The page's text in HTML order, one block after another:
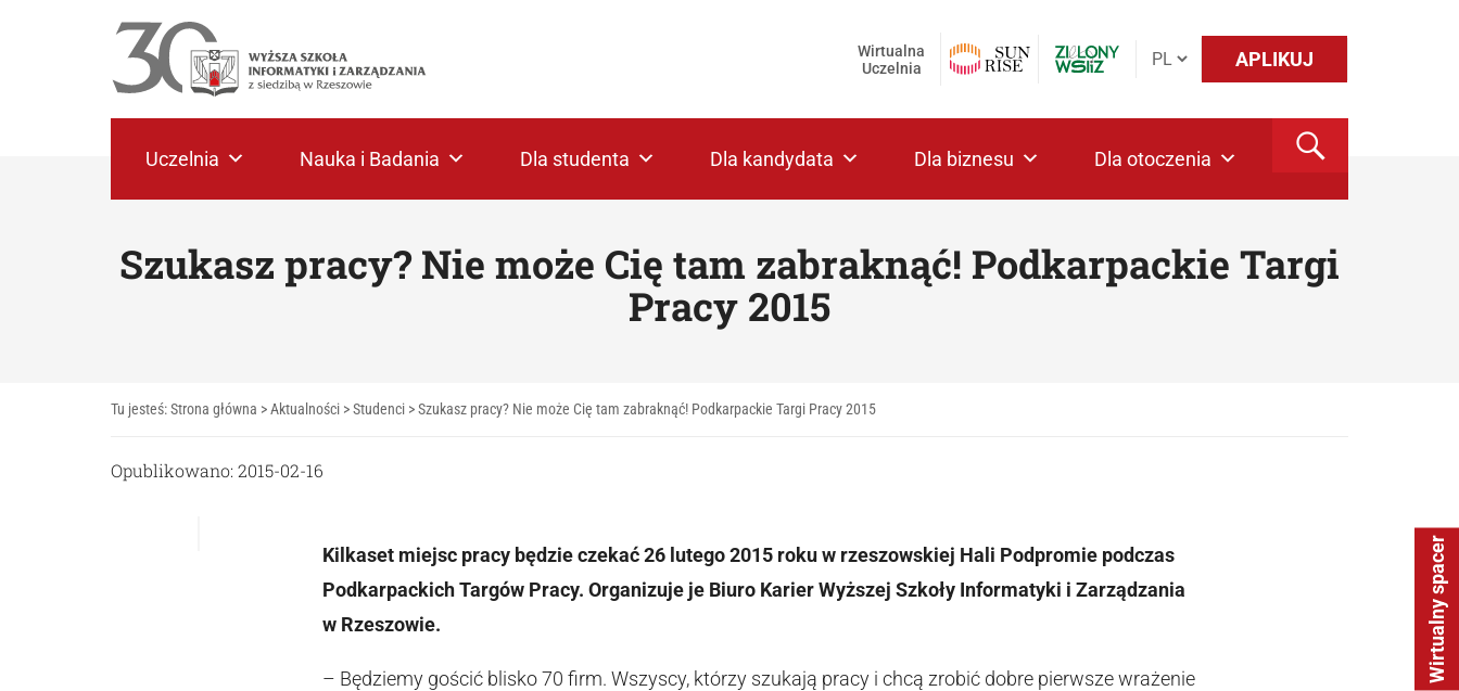
Wirtualny spacer
APLIKUJ
Wirtualna
Uczelnia
Uczelnia Nauka i Badania Dla studenta Dla kandydata Dla biznesu Dla otoczenia
Szukasz pracy? Nie może Cię tam zabraknąć! Podkarpackie Targi
Pracy 2015
Tu jesteś:Strona główna >Aktualności >Studenci >Szukasz pracy? Nie może Cię tam zabraknąć! Podkarpackie Targi Pracy 2015
Opublikowano: 2015-02-16
Kilkaset miejsc pracy będzie czekać 26 lutego 2015 roku w rzeszowskiej Hali Podpromie podczas
Podkarpackich Targów Pracy. Organizuje je Biuro Karier Wyższej Szkoły Informatyki i Zarządzania
w Rzeszowie.
– Będziemy gościć blisko 70 firm. Wszyscy, którzy szukają pracy i chcą zrobić dobre pierwsze wrażenie